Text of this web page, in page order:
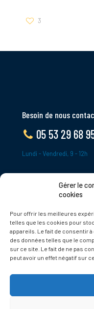
Gérer le
cookies
Pour offrir les meilleures
telles que les cookies pour
appareils. Le fait de consentir
des données telles que le
sur ce site. Le fait de ne pas
peut avoir un effet négatif sur
3
Besoin de nous
05 53 29 68
Lundi - Vendredi, 9 - 12h
24620 Tamniès
France
Politique de cookies